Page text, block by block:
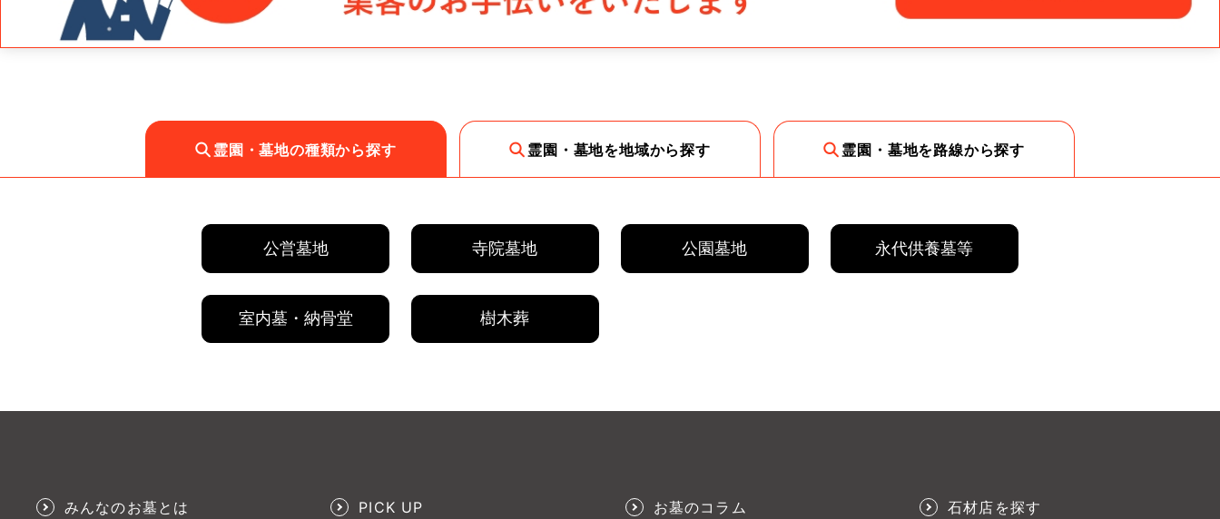
霊園・墓地の種類から探す 霊園・墓地を地域から探す 霊園・墓地を路線から探す
公営墓地 寺院墓地 公園墓地 永代供養墓等
室内墓・納骨堂 樹木葬
みんなのお墓とは PICK UP お墓のコラム
石材店を探す